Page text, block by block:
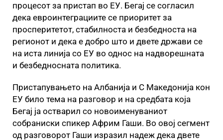
процесот за пристап во ЕУ. Бегај се согласил
дека евроинтеграциите се приоритет за
просперитетот, стабилноста и безбедноста на
регионот и дека е добро што и двете држави се
на иста линија со ЕУ во однос на надворешната
и безбедносната политика.
Пристапувањето на Албанија и С Македонија кон
ЕУ било тема на разговор и на средбата која
Бегај ја остварил со новоименуваниот
собраниски спикер Африм Гаши. Во овој сегмент
од разговорот Гаши изразил надеж дека двете